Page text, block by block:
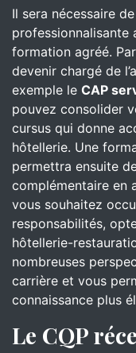
Il sera nécessaire
professionnalisante
formation agréé.
devenir chargé de
exemple le CAP
pouvez consolider
cursus qui donne
hôtellerie. Une
permettra ensuite
complémentaire en
vous souhaitez
responsabilités,
hôtellerie-
nombreuses
carrière et vous
connaissance plus
Le CQP